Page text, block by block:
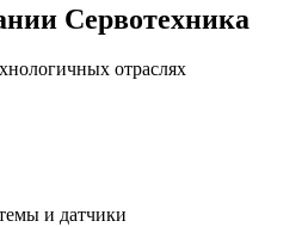
Сервотехника
отраслях
и датчики